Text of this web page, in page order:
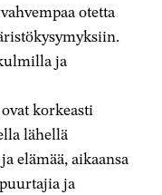
otetta
ja
korkeasti
lähellä
elämää, aikaansa
ja